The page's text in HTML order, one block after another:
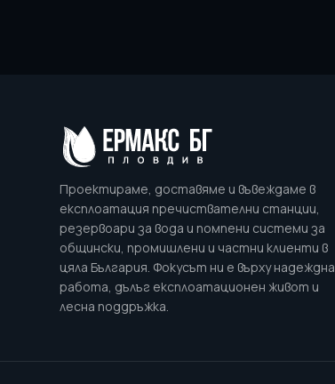
Проектираме, доставяме и въвеждаме в
експлоатация пречиствателни станции,
резервоари за вода и помпени системи за
общински, промишлени и частни клиенти в
цяла България. Фокусът ни е върху надеждна
работа, дълъг експлоатационен живот и
лесна поддръжка.